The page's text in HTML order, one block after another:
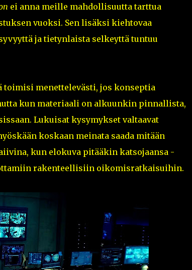
ei anna meille mahdollisuutta tarttua
vuoksi. Sen lisäksi kiehtovaa
ja tietynlaista selkeyttä tuntuu
toimisi menettelevästi, jos konseptia
kun materiaali on alkuunkin pinnallista,
Lukuisat kysymykset valtaavat
koskaan meinata saada mitään
kun elokuva pitääkin katsojaansa -
rakenteellisiin oikomisratkaisuihin.